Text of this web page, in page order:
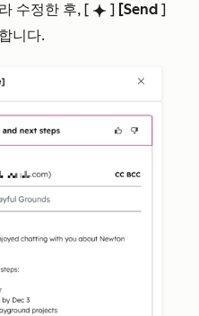
수정한 후, [ breezeSingleStar ] [Send ]
니다.